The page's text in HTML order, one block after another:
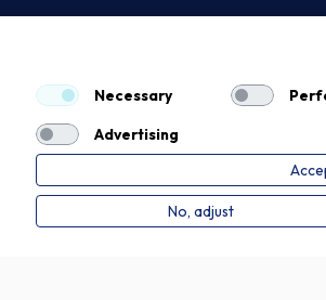
Necessary
Advertising
No, adjust